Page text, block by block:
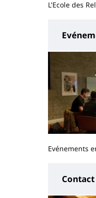
L'Ecole des
Evénements
Contact